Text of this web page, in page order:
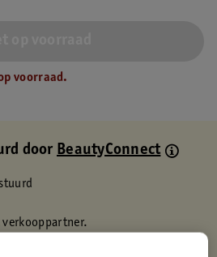
voorraad.
doorBeautyConnect
verkooppartner.